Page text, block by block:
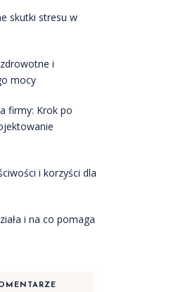
skutki stresu w
i
mocy
firmy: Krok po
i korzyści dla
i na co pomaga